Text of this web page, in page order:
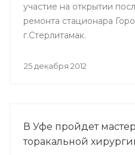
участие на открытии
ремонта стационара
г.Стерлитамак.
25 декабря 2012
В Уфе пройдет
торакальной